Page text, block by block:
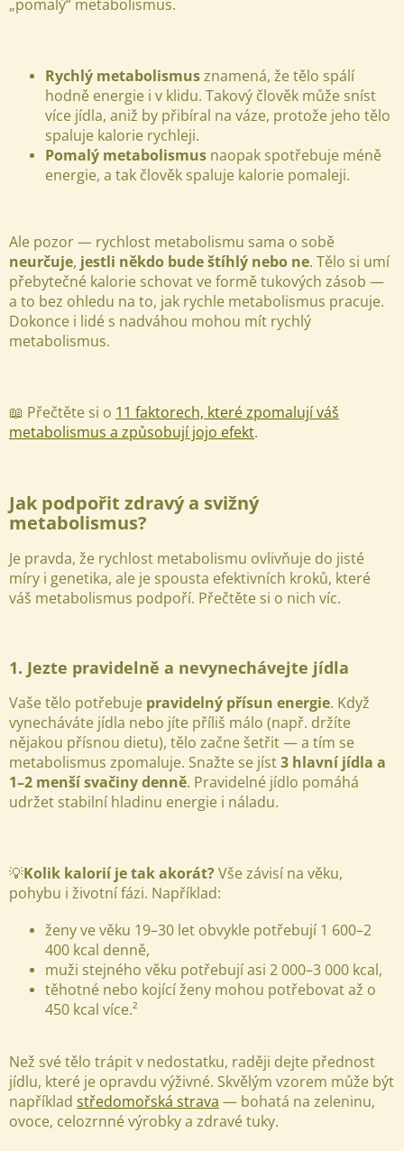
„pomalý“ metabolismus.
Rychlý metabolismusznamená, že tělo spálí
hodně energie i v klidu. Takový člověk může sníst
více jídla, aniž by přibíral na váze, protože jeho tělo
spaluje kalorie rychleji.
Pomalý metabolismus naopak spotřebuje méně
energie, a tak člověk spaluje kalorie pomaleji.
Ale pozor — rychlost metabolismu sama o sobě
neurčuje, jestli někdo bude štíhlý nebo ne. Tělo si umí
přebytečné kalorie schovat ve formě tukových zásob —
a to bez ohledu na to, jak rychle metabolismus pracuje.
Dokonce i lidé s nadváhou mohou mít rychlý
metabolismus.
📖 Přečtěte si o 11 faktorech, které zpomalují váš
metabolismus a způsobují jojo efekt.
Jak podpořit zdravý a svižný
metabolismus?
Je pravda, že rychlost metabolismu ovlivňuje do jisté
míry i genetika, ale je spousta efektivních kroků, které
váš metabolismus podpoří. Přečtěte si o nich víc.
1. Jezte pravidelně a nevynechávejte jídla
Vaše tělo potřebuje pravidelný přísun energie. Když
vynecháváte jídla nebo jíte příliš málo (např. držíte
nějakou přísnou dietu), tělo začne šetřit — a tím se
metabolismus zpomaluje. Snažte se jíst3 hlavní jídla a
1–2 menší svačiny denně. Pravidelné jídlo pomáhá
udržet stabilní hladinu energie i náladu.
💡Kolik kalorií je tak akorát?Vše závisí na věku,
pohybu i životní fázi. Například:
ženy ve věku 19–30 let obvykle potřebují 1 600–2
400 kcal denně,
muži stejného věku potřebují asi 2 000–3 000 kcal,
těhotné nebo kojící ženy mohou potřebovat až o
450 kcal více.²
Než své tělo trápit v nedostatku, raději dejte přednost
jídlu, které je opravdu výživné. Skvělým vzorem může být
například středomořská strava — bohatá na zeleninu,
ovoce, celozrnné výrobky a zdravé tuky.